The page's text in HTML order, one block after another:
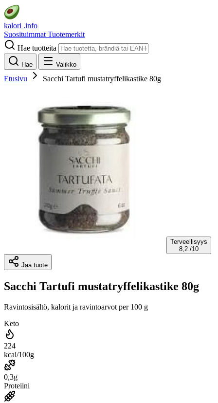
kalori .info
Suosituimmat Tuotemerkit
Hae tuotteita
Hae Valikko
Etusivu Sacchi Tartufi mustatryffelikastike 80g
Terveellisyys
8,2 /10
Jaa tuote
Sacchi Tartufi mustatryffelikastike 80g
Ravintosisältö, kalorit ja ravintoarvot per 100 g
Keto
224
kcal/100g
0,3g
Proteiini